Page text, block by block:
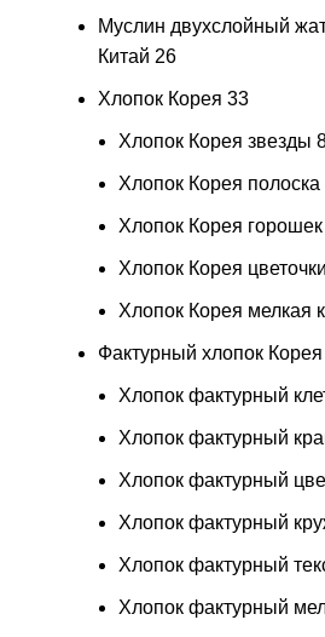
Муслин двухслойный
Китай 26
Хлопок Корея 33
Хлопок Корея звезды
Хлопок Корея полоска
Хлопок Корея горошек
Хлопок Корея цветочки
Хлопок Корея мелкая
Фактурный хлопок Корея
Хлопок фактурный
Хлопок фактурный
Хлопок фактурный
Хлопок фактурный
Хлопок фактурный
Хлопок фактурный